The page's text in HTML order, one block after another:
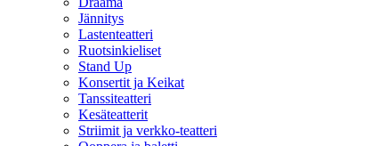
Jännitys
Lastenteatteri
Ruotsinkieliset
Stand Up
Konsertit ja Keikat
Tanssiteatteri
Kesäteatterit
Striimit ja verkko-teatteri